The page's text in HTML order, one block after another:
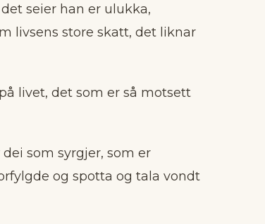
seier han er ulukka,
livsens store skatt, det liknar
livet, det som er så motsett
som syrgjer, som er
og spotta og tala vondt